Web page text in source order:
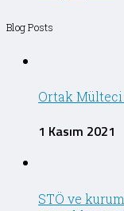
Blog Posts
Ortak
1 Kasım 2021
STÖ ve